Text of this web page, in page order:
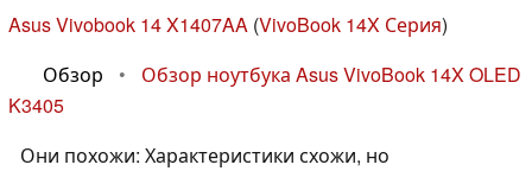
Asus Vivobook 14 X1407AA (VivoBook 14X Серия)
Обзор
•
Обзор ноутбука Asus VivoBook 14X OLED
K3405
Они похожи: Характеристики схожи, но